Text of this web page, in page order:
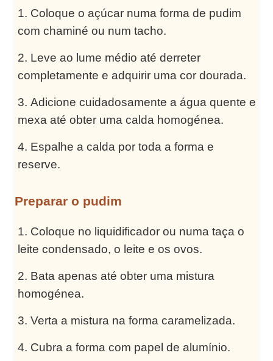
Coloque o açúcar numa forma de pudim
com chaminé ou num tacho.
Leve ao lume médio até derreter
completamente e adquirir uma cor dourada.
Adicione cuidadosamente a água quente e
mexa até obter uma calda homogénea.
Espalhe a calda por toda a forma e
reserve.
Preparar o pudim
Coloque no liquidificador ou numa taça o
leite condensado, o leite e os ovos.
Bata apenas até obter uma mistura
homogénea.
Verta a mistura na forma caramelizada.
Cubra a forma com papel de alumínio.